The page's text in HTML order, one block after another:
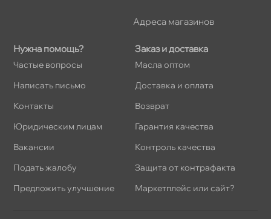
Нужна помощь?
Частые вопросы
Написать письмо
Контакты
Юридическим лицам
акансии
Подать жалобу
Предложить улучшение
Заказ и доставка
Масла оптом
Доставка и оплата
озврат
Гарантия качества
Контроль качества
Защита от контрафакта
Маркетплейс или сайт?
Адреса магазино